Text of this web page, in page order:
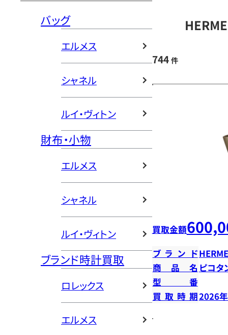
バッグ
エルメス
シャネル
ルイ・ヴィトン
財布・小物
エルメス
シャネル
ルイ・ヴィトン
ブランド時計買取
ロレックス
エルメス
744 件
買取金額
ブランド
商品名 ピコタ
型番
買取時期2026